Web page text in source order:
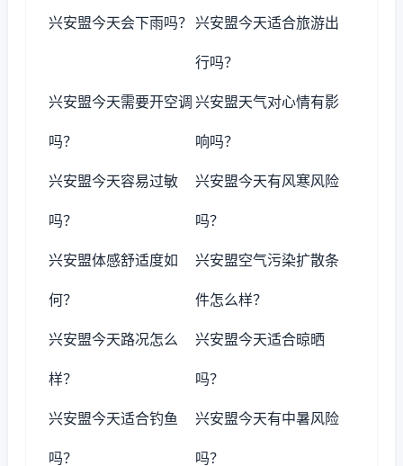
兴安盟今天会下雨吗？ 兴安盟今天适合旅游出
行吗？
兴安盟今天需要开空调
吗？
兴安盟天气对心情有影
响吗？
兴安盟今天容易过敏
吗？
兴安盟今天有风寒风险
吗？
兴安盟体感舒适度如
何？
兴安盟空气污染扩散条
件怎么样？
兴安盟今天路况怎么
样？
兴安盟今天适合晾晒
吗？
兴安盟今天适合钓鱼
吗？
兴安盟今天有中暑风险
吗？